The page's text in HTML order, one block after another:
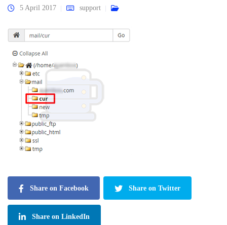
5 April 2017 support
Share on Facebook Share on Twitter
Share on LinkedIn